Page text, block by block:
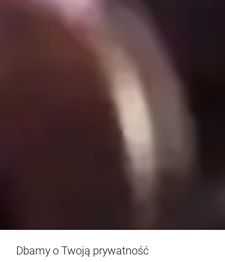
Dbamy o Twoją prywatność